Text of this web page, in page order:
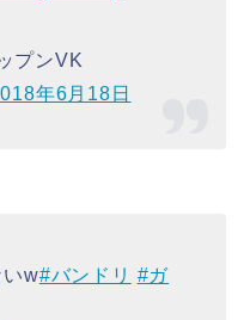
プンVK
年6月18日
いw#バンドリ #ガ